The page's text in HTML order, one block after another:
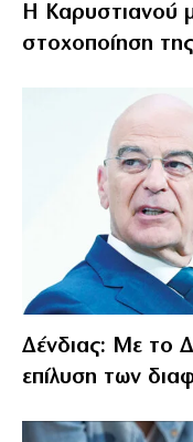
Η Καρυστιανού
στοχοποίηση
Δένδιας: Με το
επίλυση των